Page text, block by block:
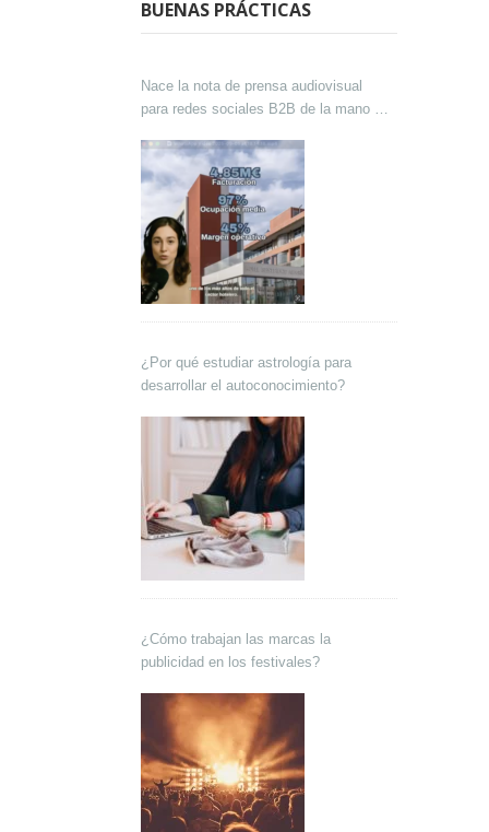
BUENAS PRÁCTICAS
Nace la nota de prensa audiovisual
para redes sociales B2B de la mano de
¿Por qué estudiar astrología para
desarrollar el autoconocimiento?
¿Cómo trabajan las marcas la
publicidad en los festivales?